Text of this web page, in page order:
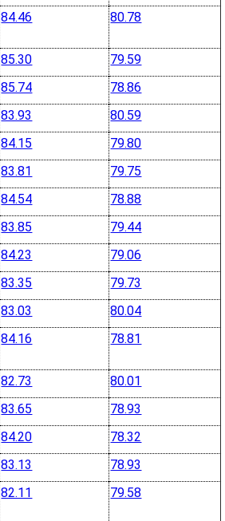
84.46 80.78
85.30 79.59
85.74 78.86
83.93 80.59
84.15 79.80
83.81 79.75
84.54 78.88
83.85 79.44
84.23 79.06
83.35 79.73
83.03 80.04
84.16 78.81
82.73 80.01
83.65 78.93
84.20 78.32
83.13 78.93
82.11 79.58